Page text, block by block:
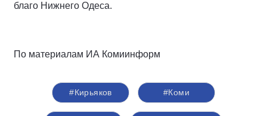
благо Нижнего Одеса.
По материалам ИА Комиинформ
#Кирьяков #Коми